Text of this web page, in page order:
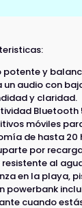
potente y
un audio con
y claridad.
Bluetooth
móviles
de hasta 20
por
resistente al
en la playa,
powerbank
cuando